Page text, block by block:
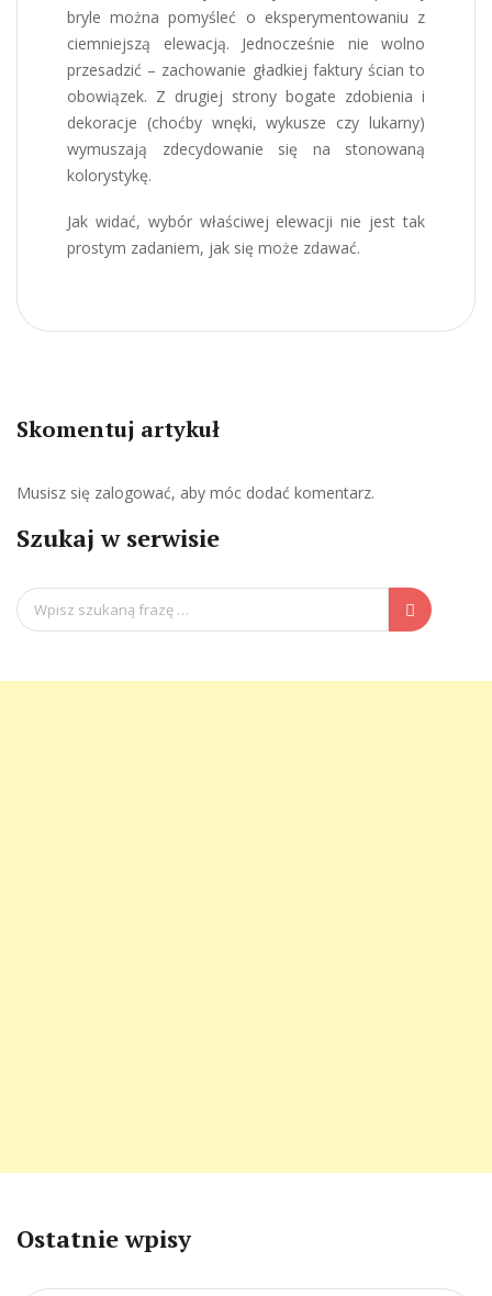
bryle można pomyśleć o eksperymentowaniu z
ciemniejszą elewacją. Jednocześnie nie wolno
przesadzić – zachowanie gładkiej faktury ścian to
obowiązek. Z drugiej strony bogate zdobienia i
dekoracje (choćby wnęki, wykusze czy lukarny)
wymuszają zdecydowanie się na stonowaną
kolorystykę.
Jak widać, wybór właściwej elewacji nie jest tak
prostym zadaniem, jak się może zdawać.
Skomentuj artykuł
Musisz się zalogować, aby móc dodać komentarz.
Szukaj w serwisie
Search
for:
Ostatnie wpisy